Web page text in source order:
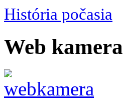
História počasia
Web kamera